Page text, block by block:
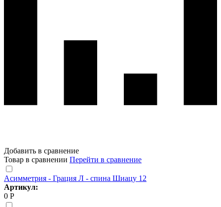
Добавить в сравнение
Товар в сравнении Перейти в сравнение
Асимметрия - Грация Л - спина Шиацу 12
Артикул:
0 Р